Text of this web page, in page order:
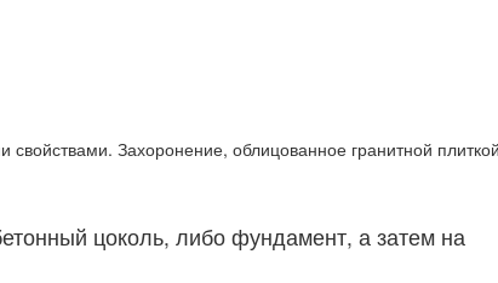
свойствами. Захоронение, облицованное гранитной
цоколь, либо фундамент, а затем на